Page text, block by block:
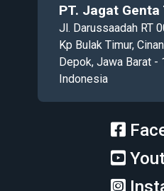
PT. Jagat
Jl. Darussaadah RT
Kp Bulak Timur,
Depok, Jawa Barat -
Indonesia